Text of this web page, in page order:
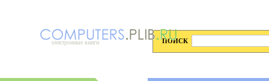
электронные книги ПОИСК